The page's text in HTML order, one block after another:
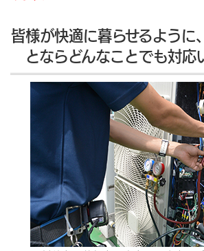
皆様が快適に暮らせるように
とならどんなことでも対応